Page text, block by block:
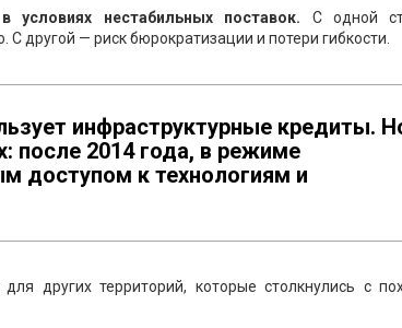
нестабильных поставок. С одной
другой — риск бюрократизации и потери гибкости.
инфраструктурные кредиты.
после 2014 года, в режиме
доступом к технологиям и
других территорий, которые столкнулись с